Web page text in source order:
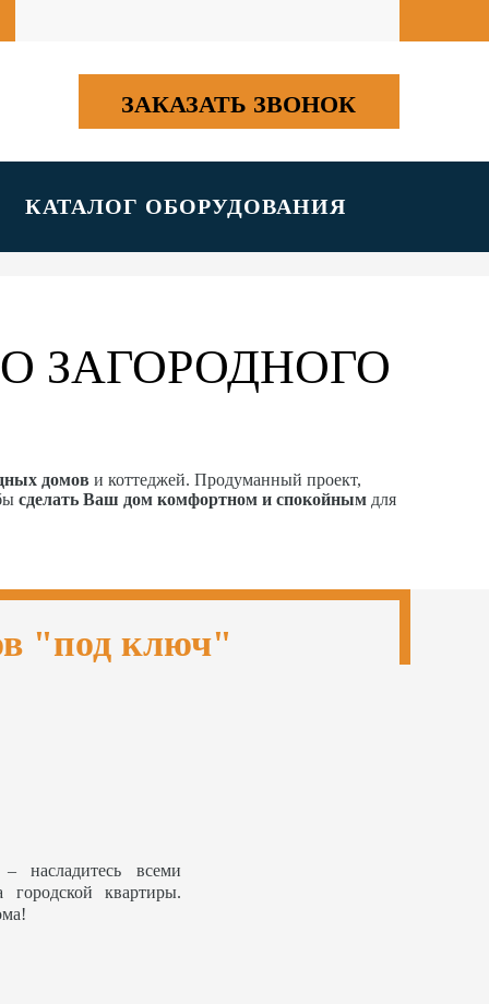
ЗАКАЗАТЬ ЗВОНОК
КАТАЛОГ ОБОРУДОВАНИЯ
ЗАГОРОДНОГО
домов и коттеджей. Продуманный проект,
сделать Ваш дом комфортном и спокойным для
"под ключ"
насладитесь всеми
квартиры.